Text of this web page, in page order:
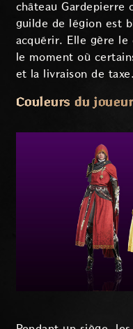
château Gardepierre
guilde de légion est
acquérir. Elle gère le
le moment où
et la livraison de taxe.
Couleurs du joueur